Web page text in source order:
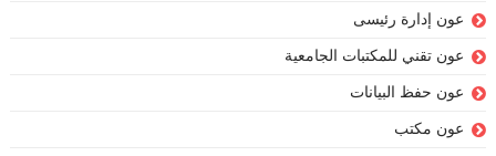
عون إدارة رئيسى
عون تقني للمكتبات الجامعية
عون حفظ البيانات
عون مكتب